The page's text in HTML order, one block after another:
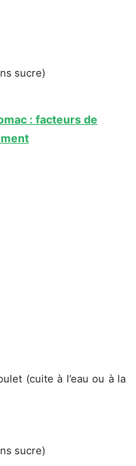
sucre)
: facteurs de
(cuite à l’eau ou à la
sucre)